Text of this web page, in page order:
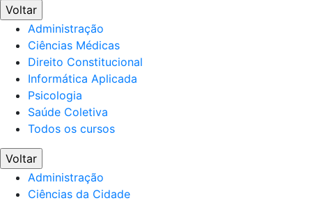
Voltar
Administração
Ciências Médicas
Direito Constitucional
Informática Aplicada
Psicologia
Saúde Coletiva
Todos os cursos
Voltar
Administração
Ciências da Cidade